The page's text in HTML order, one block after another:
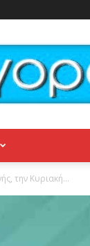
την Κυριακή...